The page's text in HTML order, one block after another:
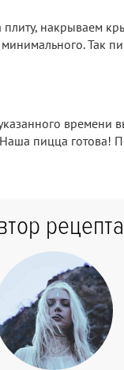
плиту, накрываем
Так
времени
пицца готова!
рецепта